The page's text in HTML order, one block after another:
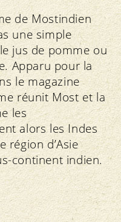
de Mostindien
une simple
jus de pomme ou
Apparu pour la
le magazine
réunit Most et la
les
alors les Indes
région d’Asie
continent indien.